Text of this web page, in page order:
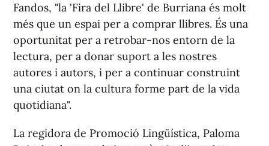
Fandos, "la 'Fira del Llibre' de Burriana és molt
més que un espai per a comprar llibres. És una
oportunitat per a retrobar-nos entorn de la
lectura, per a donar suport a les nostres
autores i autors, i per a continuar construint
una ciutat on la cultura forme part de la vida
quotidiana".
La regidora de Promoció Lingüística, Paloma